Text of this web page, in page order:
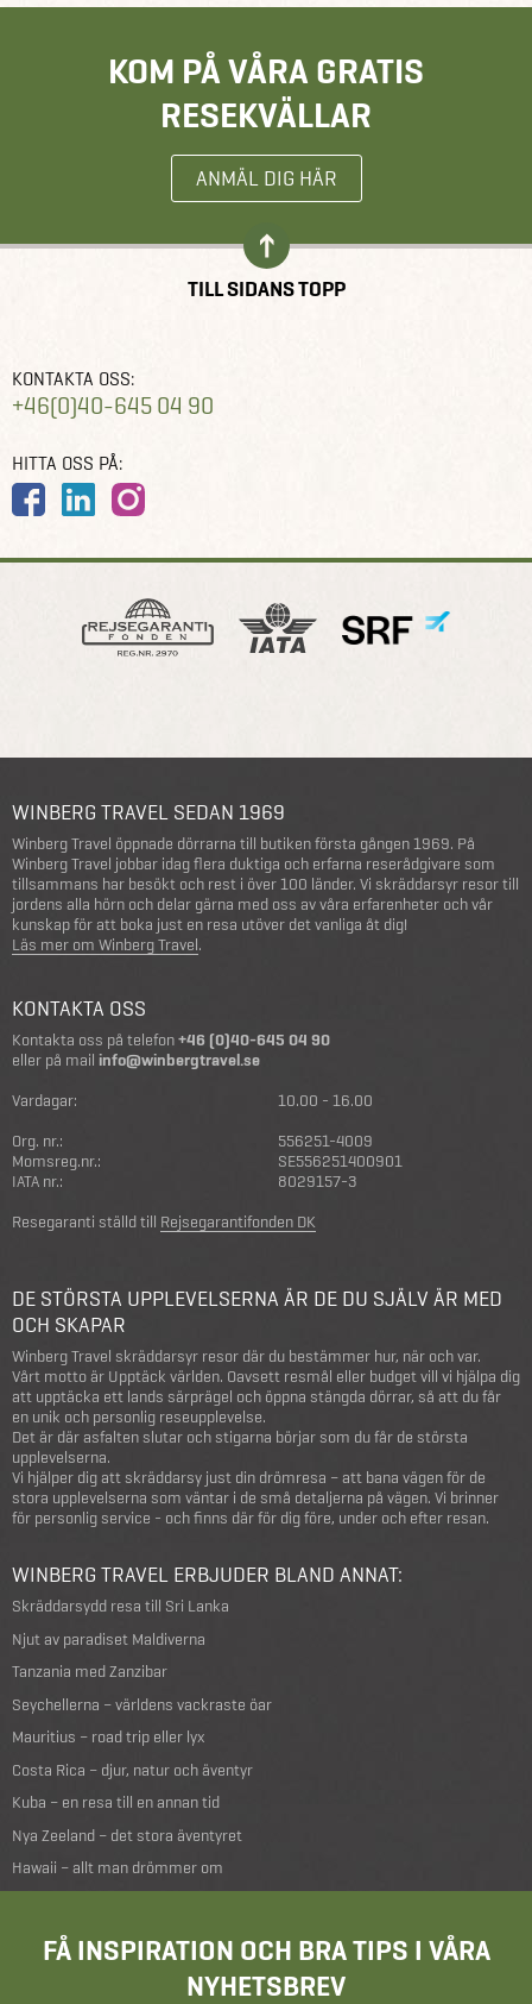
KOM PÅ VÅRA GRATIS
RESEKVÄLLAR
ANMÄL DIG HÄR
TILL SIDANS TOPP
KONTAKTA OSS:
+46(0)40-645 04 90
HITTA OSS PÅ:
WINBERG TRAVEL SEDAN 1969
Winberg Travel öppnade dörrarna till butiken första gången 1969. På
Winberg Travel jobbar idag flera duktiga och erfarna reserådgivare som
tillsammans har besökt och rest i över 100 länder. Vi skräddarsyr resor till
jordens alla hörn och delar gärna med oss av våra erfarenheter och vår
kunskap för att boka just en resa utöver det vanliga åt dig!
Läs mer om Winberg Travel.
KONTAKTA OSS
Kontakta oss på telefon+46 (0)40-645 04 90
eller på mail info@winbergtravel.se
Vardagar:
10.00 - 16.00
Org. nr.:
556251-4009
Momsreg.nr.:
SE556251400901
IATA nr.:
8029157-3
Resegaranti ställd till Rejsegarantifonden DK
DE STÖRSTA UPPLEVELSERNA ÄR DE DU SJÄLV ÄR MED
OCH SKAPAR
Winberg Travel skräddarsyr resor där du bestämmer hur, när och var.
Vårt motto är Upptäck världen. Oavsett resmål eller budget vill vi hjälpa dig
att upptäcka ett lands särprägel och öppna stängda dörrar, så att du får
en unik och personlig reseupplevelse.
Det är där asfalten slutar och stigarna börjar som du får de största
upplevelserna.
Vi hjälper dig att skräddarsy just din drömresa – att bana vägen för de
stora upplevelserna som väntar i de små detaljerna på vägen. Vi brinner
för personlig service - och finns där för dig före, under och efter resan.
WINBERG TRAVEL ERBJUDER BLAND ANNAT:
Skräddarsydd resa till Sri Lanka
Njut av paradiset Maldiverna
Tanzania med Zanzibar
Seychellerna – världens vackraste öar
Mauritius – road trip eller lyx
Costa Rica – djur, natur och äventyr
Kuba – en resa till en annan tid
Nya Zeeland – det stora äventyret
Hawaii – allt man drömmer om
FÅ INSPIRATION OCH BRA TIPS I VÅRA
NYHETSBREV